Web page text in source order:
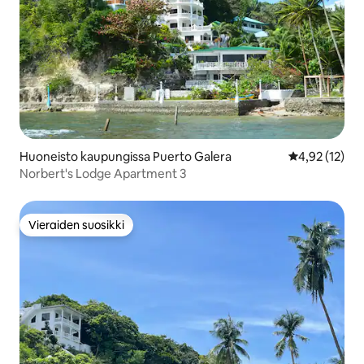
Huoneisto kaupungissa Puerto Galera
4,92 (12)
Norbert's Lodge Apartment 3
Vieraiden suosikki
Vieraiden suosikki